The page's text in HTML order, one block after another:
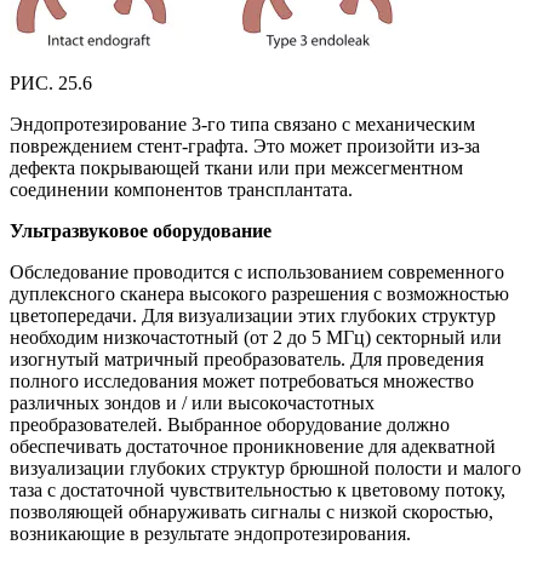
РИС. 25.6
Эндопротезирование 3-го типа связано с механическим
повреждением стент-графта. Это может произойти из-за
дефекта покрывающей ткани или при межсегментном
соединении компонентов трансплантата.
Ультразвуковое оборудование
Обследование проводится с использованием современного
дуплексного сканера высокого разрешения с возможностью
цветопередачи. Для визуализации этих глубоких структур
необходим низкочастотный (от 2 до 5 МГц) секторный или
изогнутый матричный преобразователь. Для проведения
полного исследования может потребоваться множество
различных зондов и / или высокочастотных
преобразователей. Выбранное оборудование должно
обеспечивать достаточное проникновение для адекватной
визуализации глубоких структур брюшной полости и малого
таза с достаточной чувствительностью к цветовому потоку,
позволяющей обнаруживать сигналы с низкой скоростью,
возникающие в результате эндопротезирования.